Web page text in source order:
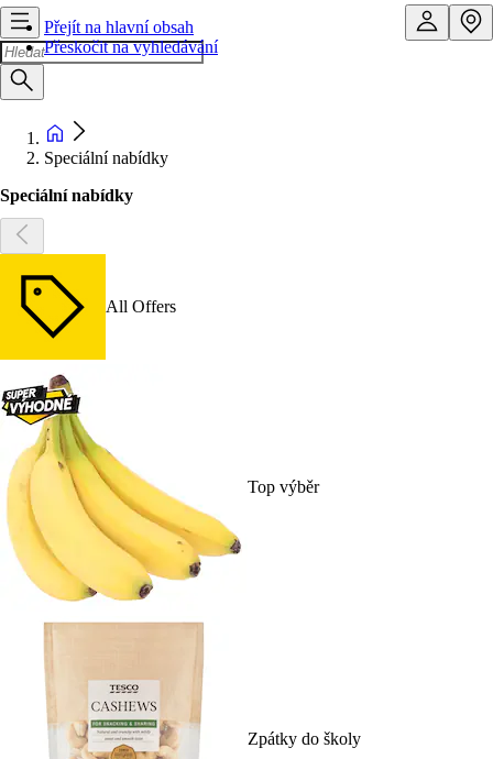
Přejít na hlavní obsah
Přeskočit na vyhledávání
Speciální nabídky
Speciální nabídky
All Offers
Top výběr
Zpátky do školy